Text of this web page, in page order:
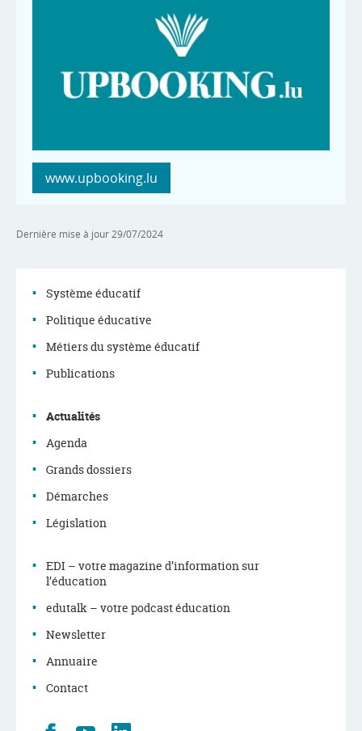
www.upbooking.lu
Dernière mise à jour 29/07/2024
Menu
de
navigation
Système éducatif
Politique éducative
Métiers du système éducatif
Publications
Actualités
Agenda
Grands dossiers
Démarches
Législation
EDI – votre magazine d’information sur
l’éducation
edutalk – votre podcast éducation
Newsletter
Annuaire
Contact
RetrouvezYoutube